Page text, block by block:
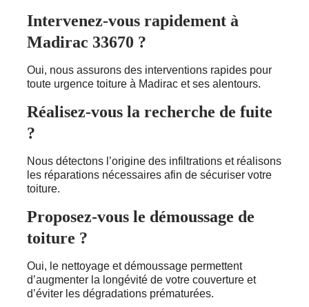
Intervenez-vous rapidement à
Madirac 33670 ?
Oui, nous assurons des interventions rapides pour
toute urgence toiture à Madirac et ses alentours.
Réalisez-vous la recherche de fuite
?
Nous détectons l’origine des infiltrations et réalisons
les réparations nécessaires afin de sécuriser votre
toiture.
Proposez-vous le démoussage de
toiture ?
Oui, le nettoyage et démoussage permettent
d’augmenter la longévité de votre couverture et
d’éviter les dégradations prématurées.